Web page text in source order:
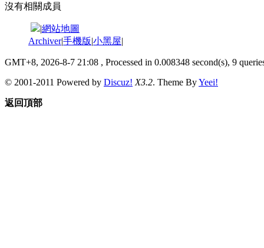
沒有相關成員
|網站地圖
Archiver|手機版|小黑屋|
GMT+8, 2026-8-7 21:08 , Processed in 0.008348 second(s), 9
© 2001-2011 Powered by Discuz! X3.2. Theme ByYeei!
返回頂部